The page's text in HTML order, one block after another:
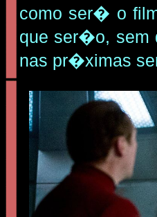
como ser� o
que ser�o, sem
nas pr�ximas